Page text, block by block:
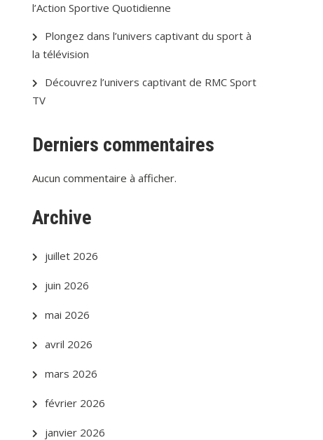
l’Action Sportive Quotidienne
Plongez dans l’univers captivant du sport à
la télévision
Découvrez l’univers captivant de RMC Sport
TV
Derniers commentaires
Aucun commentaire à afficher.
Archive
juillet 2026
juin 2026
mai 2026
avril 2026
mars 2026
février 2026
janvier 2026